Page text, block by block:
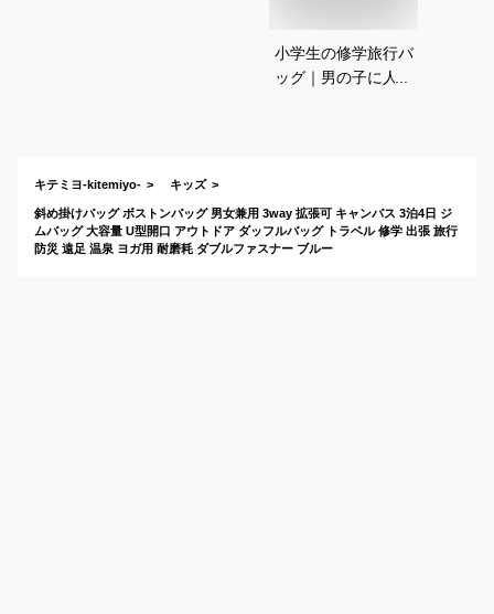
小学生の修学旅行バ
ッグ｜男の子に人気
キテミヨ-kitemiyo- キッズ
斜め掛けバッグ ボストンバッグ 男女兼用 3way 拡張可 キャンバス 3泊4日 ジ
ムバッグ 大容量 U型開口 アウトドア ダッフルバッグ トラベル 修学 出張 旅行
防災 遠足 温泉 ヨガ用 耐磨耗 ダブルファスナー ブルー